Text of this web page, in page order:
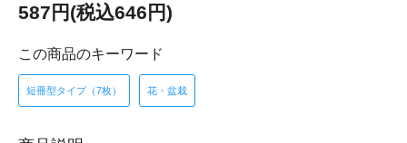
587円(税込646円)
この商品のキーワード
短冊型タイプ（7枚） 花・盆栽